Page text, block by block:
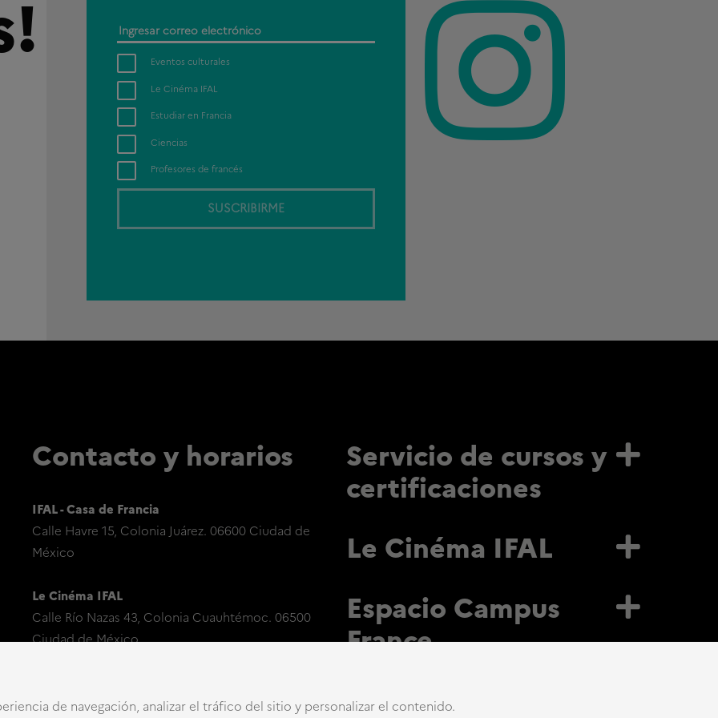
de navegación, analizar el tráfico del sitio y personalizar el contenido.
Ingresar
correo
electrónico
Eventos culturales
Le Cinéma IFAL
Estudiar en Francia
Ciencias
Profesores de francés
SUSCRIBIRME
Contacto y horarios
IFAL - Casa de Francia
Calle Havre 15, Colonia Juárez. 06600 Ciudad de
México
Le Cinéma IFAL
Calle Río Nazas 43, Colonia Cuauhtémoc. 06500
Ciudad de México
Servicio de cursos y
certificaciones
Le Cinéma IFAL
Espacio Campus
France